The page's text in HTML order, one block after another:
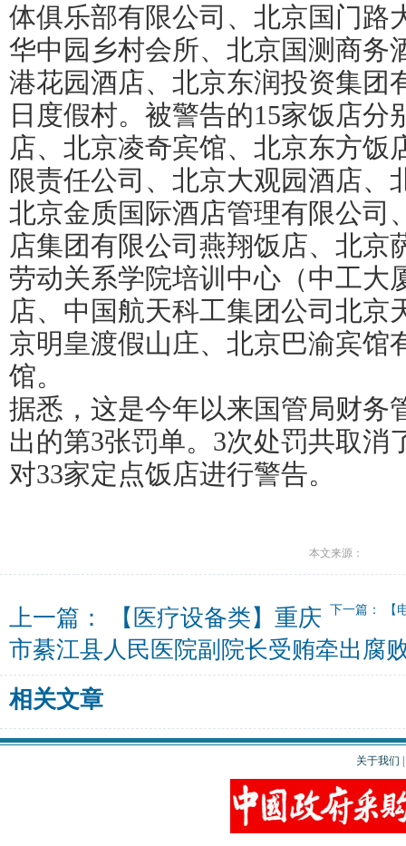
体俱乐部有限公司、北京国门路
华中园乡村会所、北京国测商务
港花园酒店、北京东润投资集团
日度假村。被警告的15家饭店分
店、北京凌奇宾馆、北京东方饭
限责任公司、北京大观园酒店、
北京金质国际酒店管理有限公司
店集团有限公司燕翔饭店、北京
劳动关系学院培训中心（中工大
店、中国航天科工集团公司北京
京明皇渡假山庄、北京巴渝宾馆
馆。
据悉，这是今年以来国管局财务
出的第3张罚单。3次处罚共取消
对33家定点饭店进行警告。
本文来源：
下一篇： 【
上一篇：
【医疗设备类】重庆
市綦江县人民医院副院长受贿牵出腐
相关文章
关于我们